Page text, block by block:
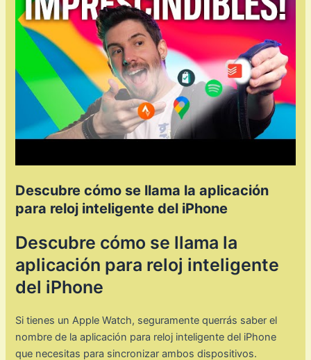
Descubre cómo se llama la aplicación
para reloj inteligente del iPhone
Descubre cómo se llama la
aplicación para reloj inteligente
del iPhone
Si tienes un Apple Watch, seguramente querrás saber el
nombre de la aplicación para reloj inteligente del iPhone
que necesitas para sincronizar ambos dispositivos.